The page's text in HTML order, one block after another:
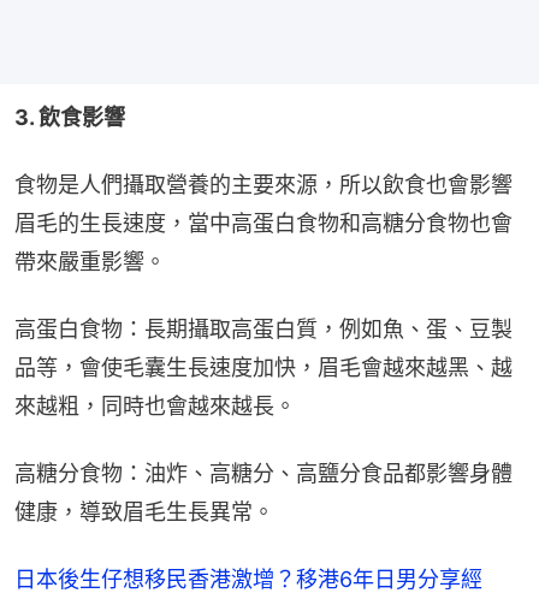
3. 飲食影響
食物是人們攝取營養的主要來源，所以飲食也會影響
眉毛的生長速度，當中高蛋白食物和高糖分食物也會
帶來嚴重影響。
高蛋白食物：長期攝取高蛋白質，例如魚、蛋、豆製
品等，會使毛囊生長速度加快，眉毛會越來越黑、越
來越粗，同時也會越來越長。
高糖分食物：油炸、高糖分、高鹽分食品都影響身體
健康，導致眉毛生長異常。
日本後生仔想移民香港激增？移港6年日男分享經